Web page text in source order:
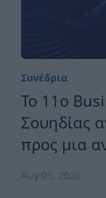
Συνάντηση
Πρεσβεία
διεθνείς
Συνέδρια
Το 11ο
Σουηδίας
προς μια
Αυγ 05, 2026